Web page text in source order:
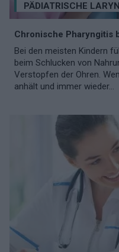
PÄDIATRISCHE
Chronische Pharyngitis
Bei den meisten Kindern
beim Schlucken von
Verstopfen der Ohren.
anhält und immer wieder...